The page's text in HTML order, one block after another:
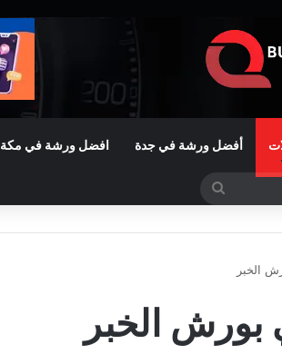
أفضل ورشة في جدة افضل ورشة في مكة
الخبر
بورش الخبر